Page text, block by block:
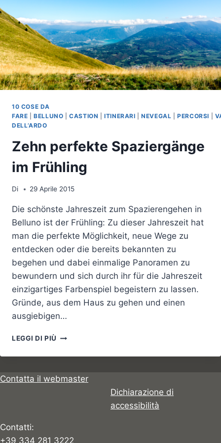
10 COSE DA
FARE |BELLUNO |CASTION |ITINERARI |NEVEGAL |PERCORSI
DELL’ARDO
Zehn perfekte Spaziergänge
im Frühling
Di 29 Aprile 2015
Die schönste Jahreszeit zum Spazierengehen in
Belluno ist der Frühling: Zu dieser Jahreszeit hat
man die perfekte Möglichkeit, neue Wege zu
entdecken oder die bereits bekannten zu
begehen und dabei einmalige Panoramen zu
bewundern und sich durch ihr für die Jahreszeit
einzigartiges Farbenspiel begeistern zu lassen.
Gründe, aus dem Haus zu gehen und einen
ausgiebigen…
LEGGI DI PIÙ ZEHN
SPAZIERGÄNGE
FRÜHLING
Contatta il webmaster
Dichiarazione di
accessibilità
Contatti:
+39 334 281 3222